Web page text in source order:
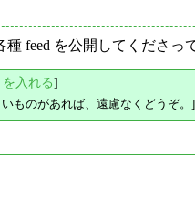
feed を公開してくださっ
入れる]
ものがあれば、遠慮なくどうぞ。]